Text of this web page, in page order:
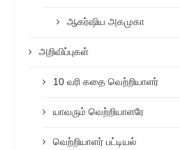
ஆகர்ஷிய அகமுகா
அறிவிப்புகள்
10 வரி கதை வெற்றியாளர்
யாவரும் வெற்றியாளரே
வெற்றியாளர் பட்டியல்